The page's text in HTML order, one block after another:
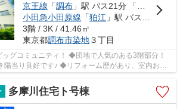
京王線 「調布 」駅 バス21分 「調布第三中学校」 停歩3分
小田急小田原線 「狛江 」駅 バス11分 「多摩川住宅中央」 停歩5分
3階 / 3K / 41.46㎡
東京都調布市染地３丁目
グコミュニティ！ ◆団地で人気のある3階部分！
当り良好です♪ ◆リフォーム歴があり、室内お綺
か所、バルコニー収納もあり充...
多摩川住宅ト号棟